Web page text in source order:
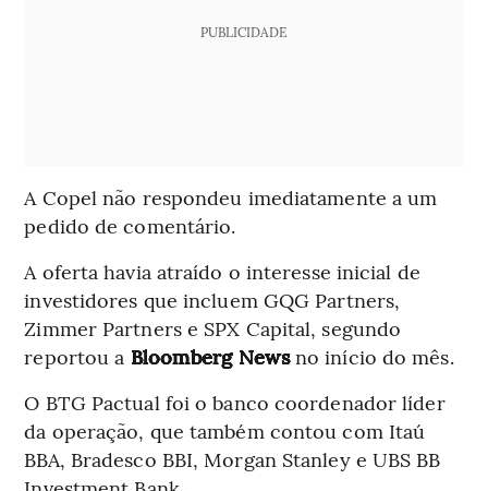
PUBLICIDADE
A Copel não respondeu imediatamente a um
pedido de comentário.
A oferta havia atraído o interesse inicial de
investidores que incluem GQG Partners,
Zimmer Partners e SPX Capital, segundo
reportou a Bloomberg Newsno início do mês.
O BTG Pactual foi o banco coordenador líder
da operação, que também contou com Itaú
BBA, Bradesco BBI, Morgan Stanley e UBS BB